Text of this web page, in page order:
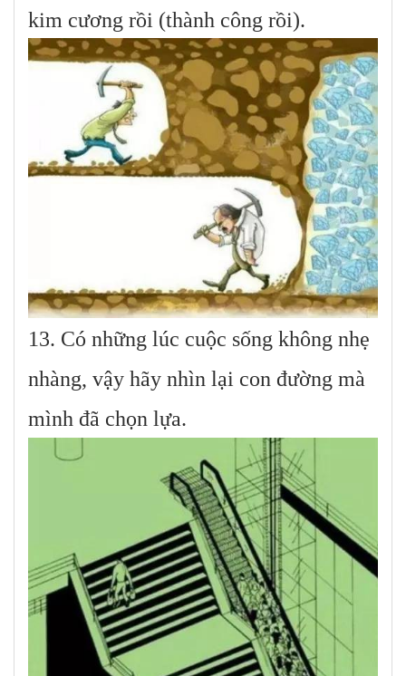
kim cương rồi (thành công rồi).
13. Có những lúc cuộc sống không nhẹ
nhàng, vậy hãy nhìn lại con đường mà
mình đã chọn lựa.